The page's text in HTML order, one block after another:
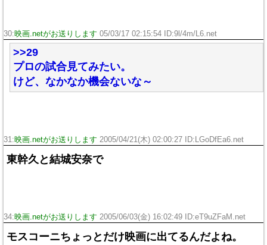
30:映画.netがお送りします 05/03/17 02:15:54 ID:9l/4m/L6.net
>>29
プロの試合見てみたい。
けど、なかなか機会ないな～
31:映画.netがお送りします 2005/04/21(木) 02:00:27 ID:LGoDfEa6.net
東幹久と結城安奈で
34:映画.netがお送りします 2005/06/03(金) 16:02:49 ID:eT9uZFaM.net
モスコーニちょっとだけ映画に出てるんだよね。